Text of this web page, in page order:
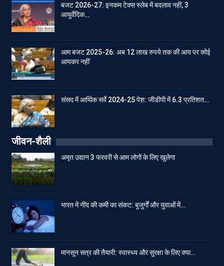
बजट 2026-27: इनकम टेक्स स्लेब में बदलाव नहीं, 3
आयुर्वेदिक…
आम बजट 2025-26: अब 12 लाख रुपये तक की आय पर कोई
आयकर नहीं
संसद में आर्थिक सर्वे 2024-25 पेश: जीडीपी में 6.3 प्रतिशत…
जीवन-शैली
अमृत उद्यान 3 फरवरी से आम लोगों के लिए खुलेगा
भारत में नींद की कमी का संकट: बुजुर्गों और युवाओं में…
मानसून सत्र की तैयारी: स्वास्थ्य और सुरक्षा के लिए क्या…